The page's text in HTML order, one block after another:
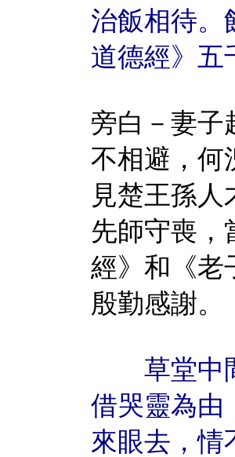
治飯相待。
道德經》五
旁白－妻子
不相避，何
見楚王孫
先師守喪，
經》和《老
殷勤感謝。
草堂中間
借哭靈為由
來眼去，情